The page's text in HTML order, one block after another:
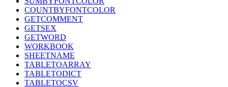
COUNTBYFONTCOLOR
GETCOMMENT
GETSEX
GETWORD
WORKBOOK
SHEETNAME
TABLETOARRAY
TABLETODICT
TABLETOCSV